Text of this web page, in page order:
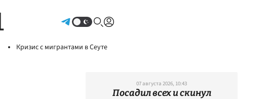
Кризис с мигрантами в Сеуте
07 августа 2026, 10:43
Посадил всех и скинул